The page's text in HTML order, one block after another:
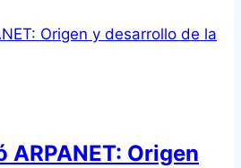
ARPANET: Origen